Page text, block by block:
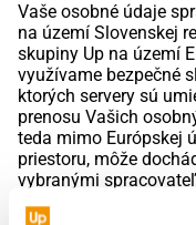
Vaše osobné údaje
na území Slovenskej
skupiny Up na území
využívame bezpečné
ktorých servery sú
prenosu Vašich
teda mimo Európskej
priestoru, môže
vybranými
využívame